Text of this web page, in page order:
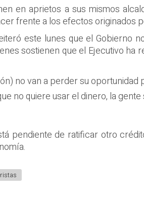
en aprietos a sus mismos
frente a los efectos originados
este lunes que el Gobierno
sostienen que el Ejecutivo
no van a perder su oportunidad
no quiere usar el dinero, la
pendiente de ratificar otro